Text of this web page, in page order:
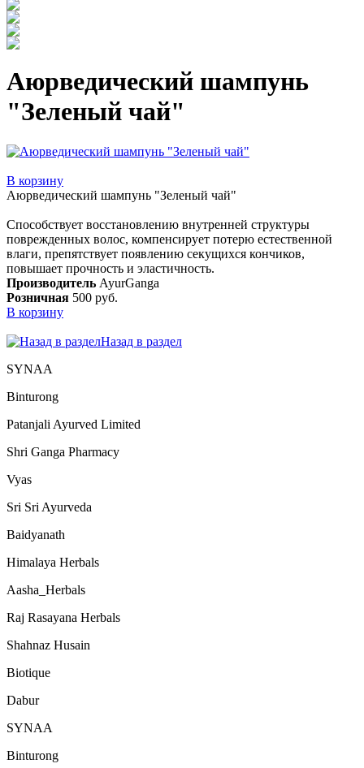
Аюрведический шампунь
"Зеленый чай"
В корзину
Аюрведический шампунь "Зеленый чай"
Способствует восстановлению внутренней структуры
поврежденных волос, компенсирует потерю естественной
влаги, препятствует появлению секущихся кончиков,
повышает прочность и эластичность.
Производитель AyurGanga
Розничная 500 руб.
В корзину
Назад в раздел
SYNAA
Binturong
Patanjali Ayurved Limited
Shri Ganga Pharmacy
Vyas
Sri Sri Ayurveda
Baidyanath
Himalaya Herbals
Aasha_Herbals
Raj Rasayana Herbals
Shahnaz Husain
Biotique
Dabur
SYNAA
Binturong